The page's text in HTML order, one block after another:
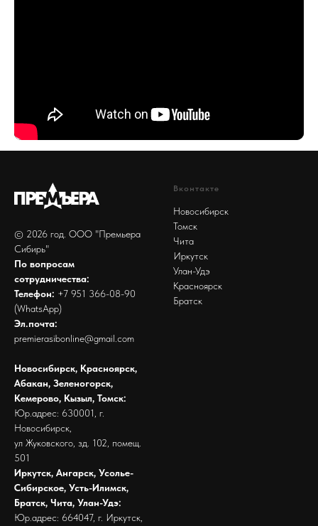
© 2026 год. ООО "Премьера
Сибирь"
По вопросам
сотрудничества:
Телефон: +7 951 366-08-90
(WhatsApp)
Эл.почта:
premierasibonline@gmail.com
Новосибирск, Красноярск,
Абакан, Зеленогорск,
Кемерово, Кызыл, Томск:
Юр.адрес: 630001, г.
Новосибирск,
ул Жуковского, зд. 102, помещ.
501
Иркутск, Ангарск, Усолье-
Сибирское, Усть-Илимск,
Братск, Чита, Улан-Удэ:
Юр.адрес: 664047, г. Иркутск,
Вконтакте
Новосибирск
Томск
Чита
Иркутск
Улан-Удэ
Красноярск
Братск